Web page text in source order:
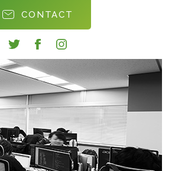
CONTACT
twitterfacebookinstagram